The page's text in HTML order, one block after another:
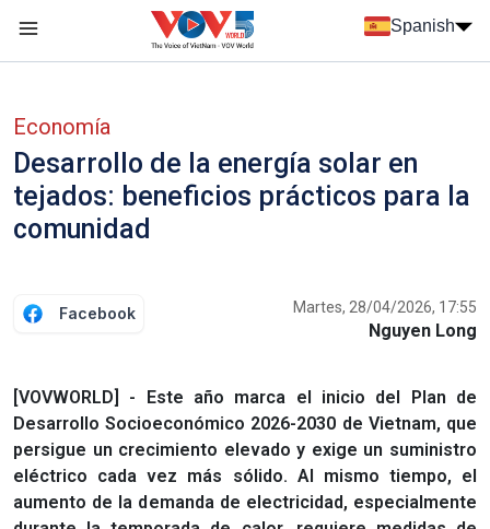
Spanish
Economía
Desarrollo de la energía solar en
tejados: beneficios prácticos para la
comunidad
Facebook Martes, 28/04/2026, 17:55
Nguyen Long
[VOVWORLD] - Este año marca el inicio del Plan de
Desarrollo Socioeconómico 2026-2030 de Vietnam, que
persigue un crecimiento elevado y exige un suministro
eléctrico cada vez más sólido. Al mismo tiempo, el
aumento de la demanda de electricidad, especialmente